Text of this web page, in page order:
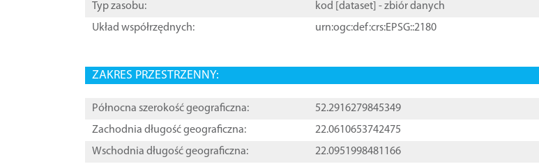
Typ zasobu: kod [ dataset ] - zbiór danych
Układ współrzędnych:
urn:ogc:def:crs:EPSG::2180
ZAKRES PRZESTRZENNY:
Północna szerokość geograficzna:
52.2916279845349
Zachodnia długość geograficzna:
22.0610653742475
Wschodnia długość geograficzna:
22.0951998481166